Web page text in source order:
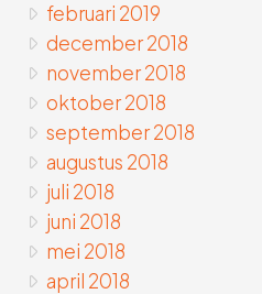
februari 2019
december 2018
november 2018
oktober 2018
september 2018
augustus 2018
juli 2018
juni 2018
mei 2018
april 2018